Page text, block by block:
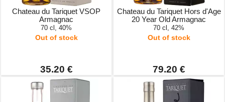
Chateau du Tariquet VSOP
Armagnac
70 cl, 40%
Out of stock
35.20 €
Chateau du Tariquet Hors d'Age
20 Year Old Armagnac
70 cl, 42%
Out of stock
79.20 €